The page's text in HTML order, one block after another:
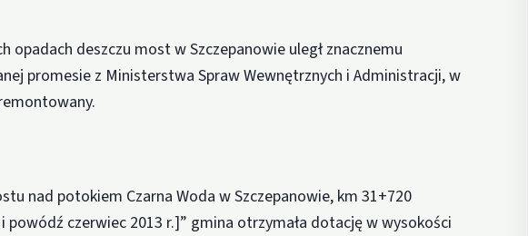
opadach deszczu most w Szczepanowie uległ znacznemu
promesie z Ministerstwa Spraw Wewnętrznych i Administracji, w
nad potokiem Czarna Woda w Szczepanowie, km 31+720
powódź czerwiec 2013 r.]” gmina otrzymała dotację w wysokości